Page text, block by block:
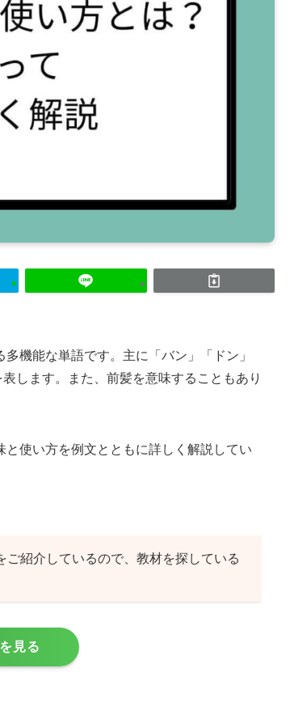
機能な単語です。主に「バン」「ドン」
します。また、前髪を意味することもあり
使い方を例文とともに詳しく解説してい
ご紹介しているので、教材を探している
見る